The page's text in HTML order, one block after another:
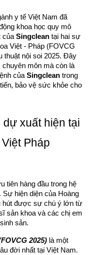
y tế Việt Nam đã
khoa học quy mô
của Singclean tại hai sự
Việt - Pháp (FOVCG
thuật nội soi 2025. Đây
chuyên môn mà còn là
của Singclean trong
bảo vệ sức khỏe cho
xuất hiện tại
Pháp
tiên hàng đầu trong hệ
hiện diện của Hoàng
hút được sự chú ý lớn từ
sản khoa và các chị em
sản.
2025) là một
đời nhất tại Việt Nam.